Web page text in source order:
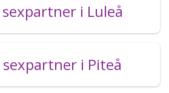
i Luleå
i Piteå